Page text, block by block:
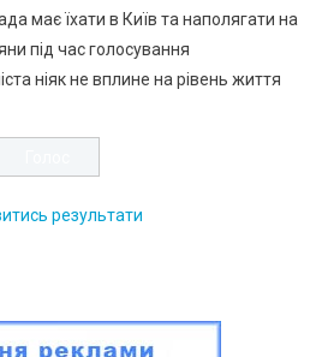
має їхати в Київ та наполягати на
під час голосування
ніяк не вплине на рівень життя
результати